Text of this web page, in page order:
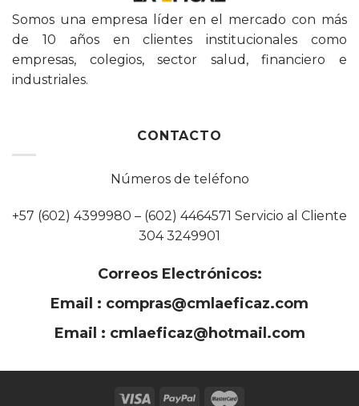
Somos una empresa líder en el mercado con más
de 10 años en clientes institucionales como
empresas, colegios, sector salud, financiero e
industriales.
CONTACTO
Números de teléfono
+57 (602) 4399980 – (602) 4464571 Servicio al Cliente
304 3249901
Correos Electrónicos:
Email : compras@cmlaeficaz.com
Email : cmlaeficaz@hotmail.com